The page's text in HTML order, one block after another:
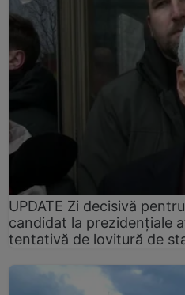
UPDATE Zi decisivă
candidat la prezidențiale
tentativă de lovitură de